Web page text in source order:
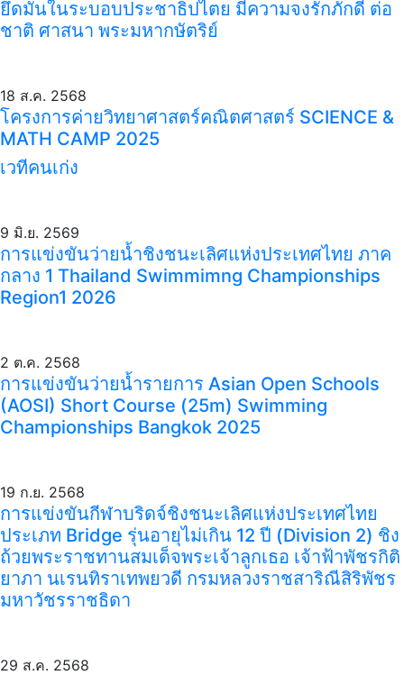
ยึดมั่นในระบอบประชาธิปไตย มีความจงรักภักดี ต่อ
ชาติ ศาสนา พระมหากษัตริย์
18 ส.ค. 2568
โครงการค่ายวิทยาศาสตร์คณิตศาสตร์ SCIENCE &
MATH CAMP 2025
เวทีคนเก่ง
9 มิ.ย. 2569
การแข่งขันว่ายน้ำชิงชนะเลิศแห่งประเทศไทย ภาค
กลาง 1 Thailand Swimmimng Championships
Region1 2026
2 ต.ค. 2568
การแข่งขันว่ายน้ำรายการ Asian Open Schools
(AOSI) Short Course (25m) Swimming
Championships Bangkok 2025
19 ก.ย. 2568
การแข่งขันกีฬาบริดจ์ชิงชนะเลิศแห่งประเทศไทย
ประเภท Bridge รุ่นอายุไม่เกิน 12 ปี (Division 2) ชิง
ถ้วยพระราชทานสมเด็จพระเจ้าลูกเธอ เจ้าฟ้าพัชรกิติ
ยาภา นเรนทิราเทพยวดี กรมหลวงราชสาริณีสิริพัชร
มหาวัชรราชธิดา
29 ส.ค. 2568